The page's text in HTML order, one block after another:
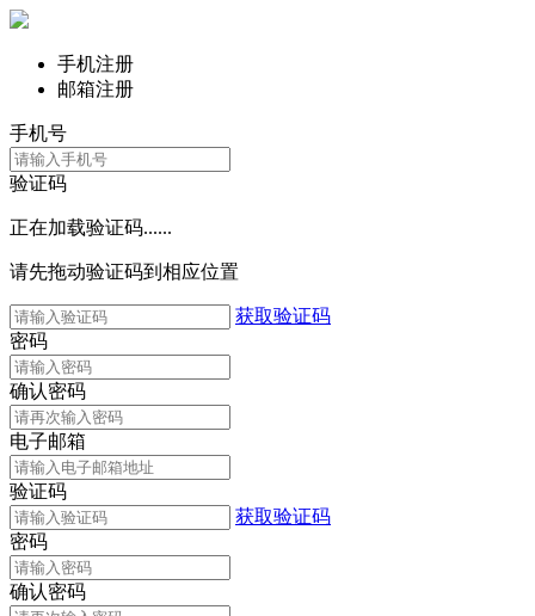
手机注册
邮箱注册
手机号
验证码
正在加载验证码......
请先拖动验证码到相应位置
获取验证码
密码
确认密码
电子邮箱
验证码
获取验证码
密码
确认密码